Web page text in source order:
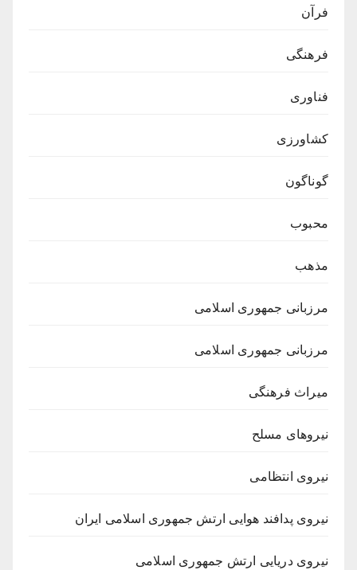
فرآن
فرهنگی
فناوری
کشاورزی
گوناگون
محبوب
مذهب
مرزبانی جمهوری اسلامی
مرزبانی جمهوری اسلامی
میراث فرهنگی
نیروهای مسلح
نیروی انتظامی
نیروی پدافند هوایی ارتش جمهوری اسلامی ایران
نیروی دریایی ارتش جمهوری اسلامی